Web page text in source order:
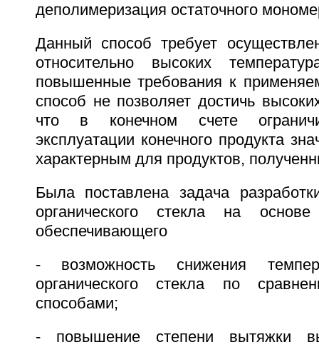
деполимеризация остаточного
Данный способ требует
относительно высоких
повышенные требования к
способ не позволяет достичь
что в конечном счете
эксплуатации конечного продукта
характерным для продуктов,
Была поставлена задача
органического стекла на основе
обеспечивающего
- возможность снижения
органического стекла по
способами;
- повышение степени вытяжки